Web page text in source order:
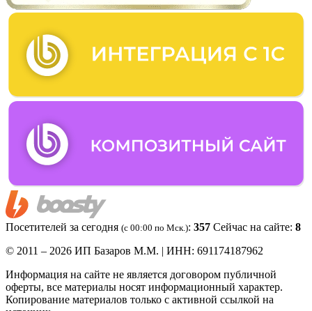
Посетителей за сегодня (c 00:00 по Мск.): 357 Сейчас на сайте: 8
© 2011 – 2026 ИП Базаров М.М. | ИНН: 691174187962
Информация на сайте не является договором публичной
оферты, все материалы носят информационный характер.
Копирование материалов только с активной ссылкой на